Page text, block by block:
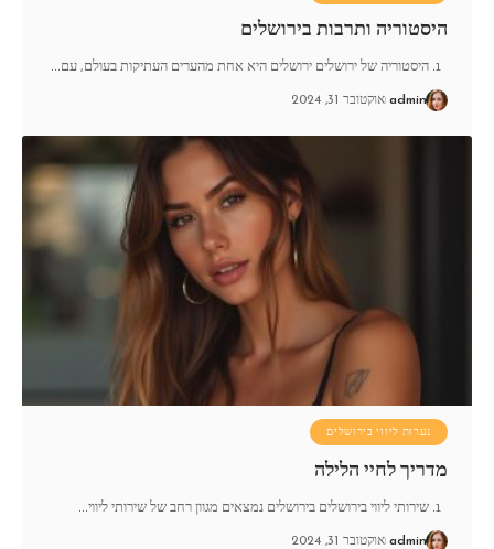
היסטוריה ותרבות בירושלים
…
admin אוקטובר 31, 2024
נערות ליווי בירושלים
מדריך לחיי הלילה
…
admin אוקטובר 31, 2024